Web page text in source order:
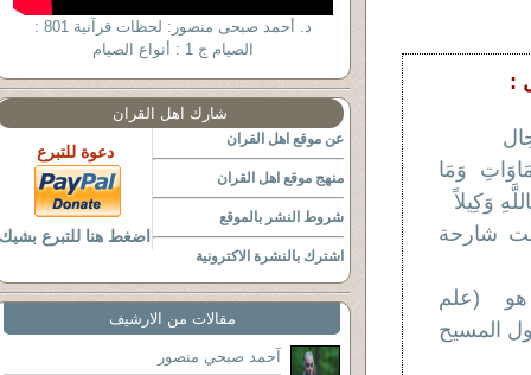
:
وَمَا
وَكِيلاً
شارحة
هو (علم
المسيح
د. أحمد صبحى منصور: لحظات قرآنية 801 :
الصيام ج 1 : أنواع الصيام
شارك اهل القران
عن موقع اهل القران
منهج موقع اهل القران
شروط النشر بالموقع
اشترك بالنشرة الاكترونية
دعوة للتبرع
اضغط هنا للتبرع بشيك
مقالات من الارشيف
آحمد صبحي منصور